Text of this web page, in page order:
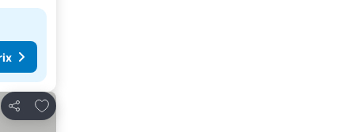
Partager
Ajouter à mes favoris